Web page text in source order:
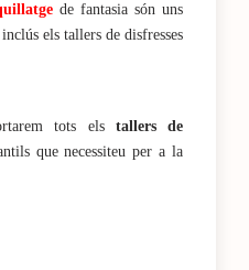
de fantasia són uns
els tallers de disfresses
tots elstallers de
que necessiteu per a la